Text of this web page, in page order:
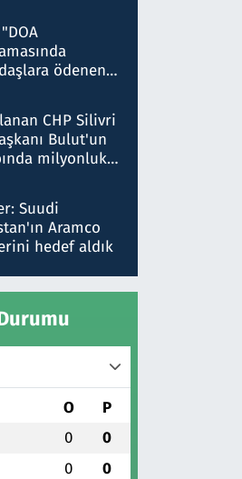
ödenen
iddiasını
CHP Silivri
Bulut'un
milyonluk
verdi, ben
Suudi
Aramco
hedef aldık
O P
0 0
0 0